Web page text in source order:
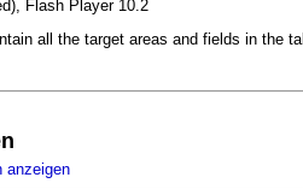
Flash Player 10.2
all the target areas and fields in the
anzeigen